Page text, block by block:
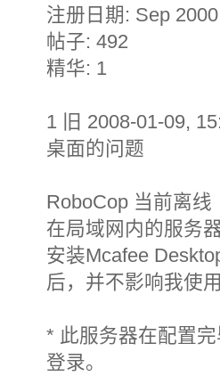
注册日期: Sep 2000
帖子: 492
精华: 1
1 旧 2008-01-09,
桌面的问题
RoboCop 当前离线
在局域网内的服务
安装Mcafee
后，并不影响我使
* 此服务器在配置
登录。